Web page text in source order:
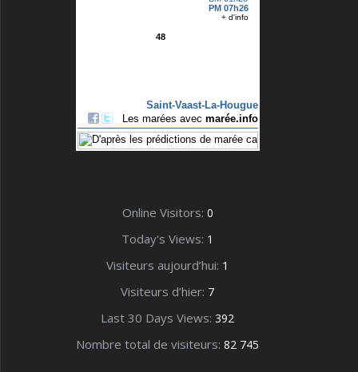
Online Visitors: 0
Today's Views: 1
Visiteurs aujourd’hui: 1
Visiteurs d’hier: 7
Last 30 Days Views: 392
Nombre total de visiteurs: 82 745